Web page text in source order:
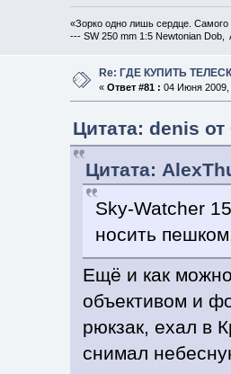
«Зорко одно лишь сердце.
--- SW 250 mm 1:5 Newtonian
Re: ГДЕ КУПИТЬ
« Ответ #81 : 04 Июня 2009,
Цитата: denis
Цитата:
Sky-Watcher
носить
Ещё и как
объективом и
рюкзак, ехал в
снимал